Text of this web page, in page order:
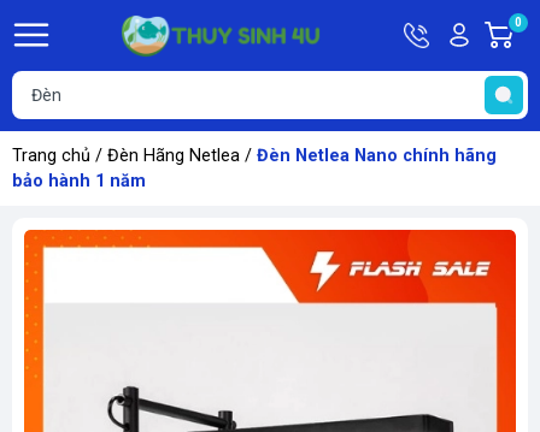
HotlineTài
khoản
Hello,
Khách
0
Trang chủ / Đèn Hãng Netlea / Đèn Netlea Nano chính hãng
bảo hành 1 năm